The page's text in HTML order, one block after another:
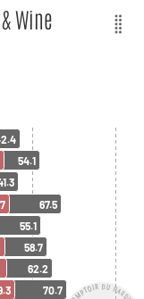
Wine
54.1
67.5
55.1
58.7
62.2
70.7